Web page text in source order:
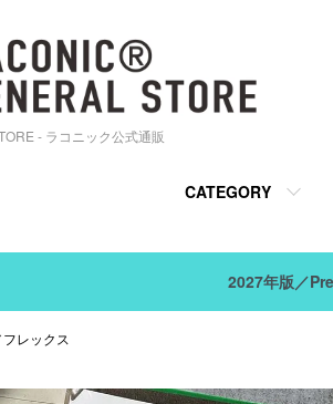
- ラコニック公式通販
CATEGORY
2027年版／
レックス